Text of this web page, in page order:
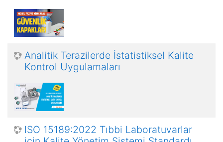
Analitik Terazilerde İstatistiksel Kalite
Kontrol Uygulamaları
ISO 15189:2022 Tıbbi Laboratuvarlar